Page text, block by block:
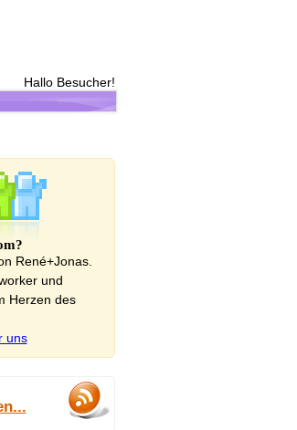
Hallo Besucher!
René+Jonas.
und
Herzen des
uns